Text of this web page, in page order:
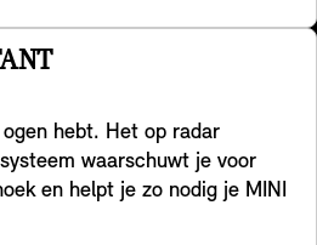
op basis van hoe je je
zijn standaard aanwezig
lichtprojector aan de
Unit projecteert op
patronen die passen bij de
hebt. Het op radar
waarschuwt je voor
en helpt je zo nodig je MINI